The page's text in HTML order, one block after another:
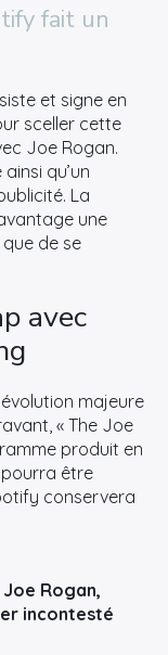
fait un
et signe en
sceller cette
Joe Rogan.
qu’un
La
une
de se
avec
majeure
« The Joe
produit en
pourra être
conservera
Rogan,
incontesté